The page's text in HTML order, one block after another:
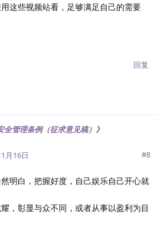
这些视频站看，足够满足自己的需要
回复
管理条例（征求意见稿）》
月16日 #8
明白，把握好度，自己娱乐自己开心就
，彰显与众不同，或者从事以盈利为目